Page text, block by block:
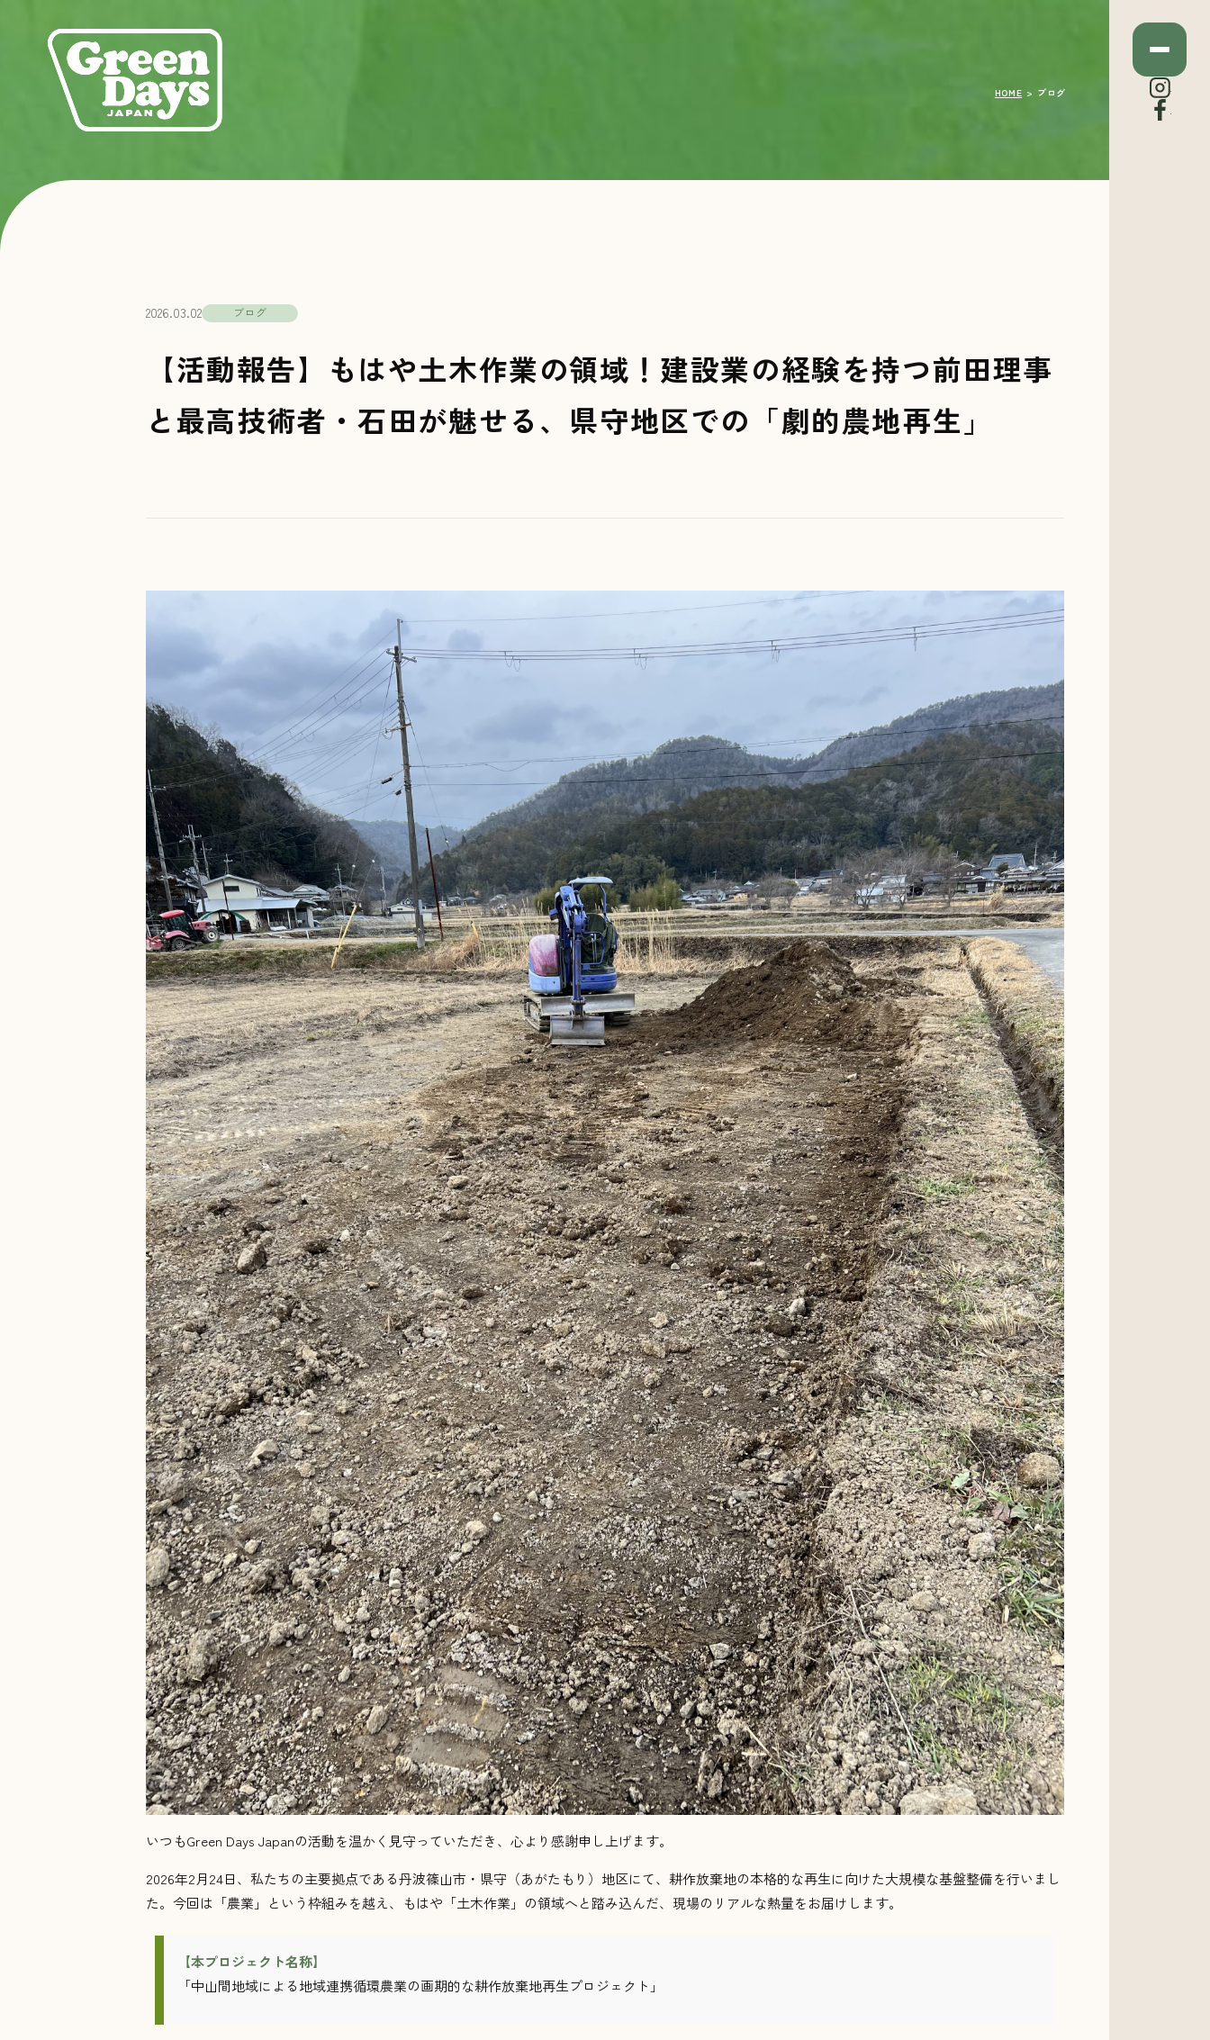
HOME ブログ
2026.03.02 ブログ
【活動報告】もはや土木作業の領域！建設業の経験を持つ前田理事
と最高技術者・石田が魅せる、県守地区での「劇的農地再生」
いつもGreen Days Japanの活動を温かく見守っていただき、心より感謝申し上げます。
2026年2月24日、私たちの主要拠点である丹波篠山市・県守（あがたもり）地区にて、耕作放棄地の本格的な再生に向けた大規模な基盤整備を行いまし
た。今回は「農業」という枠組みを越え、もはや「土木作業」の領域へと踏み込んだ、現場のリアルな熱量をお届けします。
【本プロジェクト名称】
「中山間地域による地域連携循環農業の画期的な耕作放棄地再生プロジェクト」